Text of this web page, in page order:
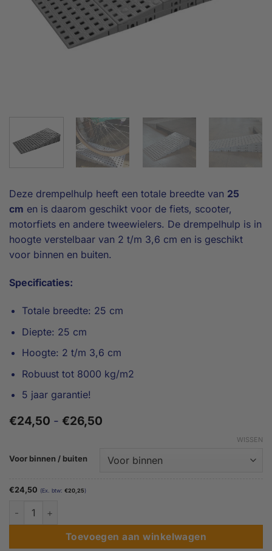
Deze drempelhulp heeft een totale breedte van 25
cm en is daarom geschikt voor de fiets, scooter,
motorfiets en andere tweewielers. De drempelhulp is in
hoogte verstelbaar van 2 t/m 3,6 cm en is geschikt
voor binnen en buiten.
Specificaties:
Totale breedte: 25 cm
Diepte: 25 cm
Hoogte: 2 t/m 3,6 cm
Robuust tot 8000 kg/m2
5 jaar garantie!
€24,50 - €26,50
€26,50
Voor binnen / buiten
WISSEN
€24,50 (Ex. btw: €20,25)
2 tot 3,6 cm hoog - Tweewieler drempelhulp aantal
Toevoegen aan winkelwagen